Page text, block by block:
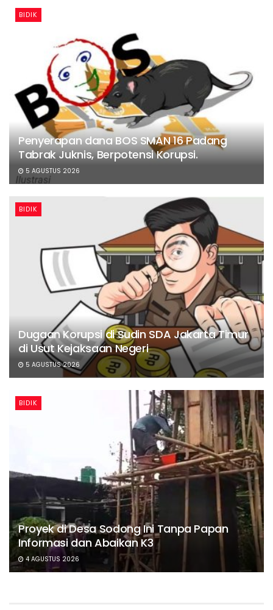
BIDIK
Penyerapan dana BOS SMAN 16 Padang
Tabrak Juknis, Berpotensi Korupsi.
5 AGUSTUS 2026
BIDIK
Dugaan Korupsi di Sudin SDA Jakarta Timur
di Usut Kejaksaan Negeri
5 AGUSTUS 2026
BIDIK
Proyek di Desa Sodong Ini Tanpa Papan
Informasi dan Abaikan K3
4 AGUSTUS 2026